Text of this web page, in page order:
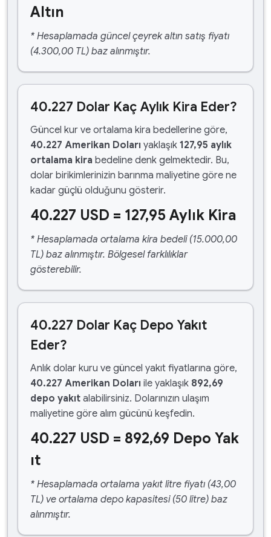
Altın
* Hesaplamada güncel çeyrek altın satış fiyatı
(4.300,00 TL) baz alınmıştır.
40.227 Dolar Kaç Aylık Kira Eder?
Güncel kur ve ortalama kira bedellerine göre,
40.227 Amerikan Doları yaklaşık 127,95 aylık
ortalama kira bedeline denk gelmektedir. Bu,
dolar birikimlerinizin barınma maliyetine göre ne
kadar güçlü olduğunu gösterir.
40.227 USD = 127,95 Aylık Kira
* Hesaplamada ortalama kira bedeli (15.000,00
TL) baz alınmıştır. Bölgesel farklılıklar
gösterebilir.
40.227 Dolar Kaç Depo Yakıt
Eder?
Anlık dolar kuru ve güncel yakıt fiyatlarına göre,
40.227 Amerikan Doları ile yaklaşık 892,69
depo yakıt alabilirsiniz. Dolarınızın ulaşım
maliyetine göre alım gücünü keşfedin.
40.227 USD = 892,69 Depo Yak
ıt
* Hesaplamada ortalama yakıt litre fiyatı (43,00
TL) ve ortalama depo kapasitesi (50 litre) baz
alınmıştır.